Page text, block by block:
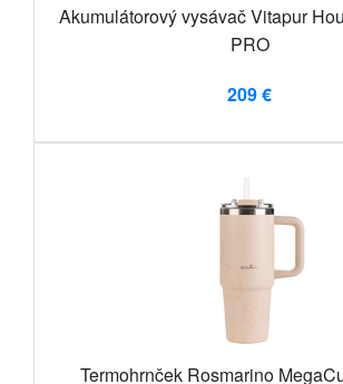
Akumulátorový vysávač Vitapur
PRO
209 €
Termohrnček Rosmarino